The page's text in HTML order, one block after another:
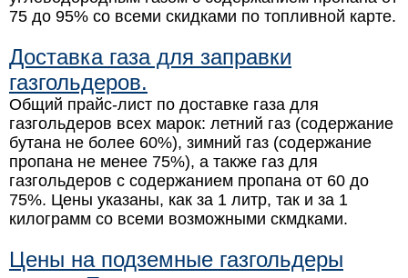
75 до 95% со всеми скидками по топливной карте.
Доставка газа для заправки
газгольдеров.
Общий прайс-лист по доставке газа для
газгольдеров всех марок: летний газ (содержание
бутана не более 60%), зимний газ (содержание
пропана не менее 75%), а также газ для
газгольдеров с содержанием пропана от 60 до
75%. Цены указаны, как за 1 литр, так и за 1
килограмм со всеми возможными скмдками.
Цены на подземные газгольдеры